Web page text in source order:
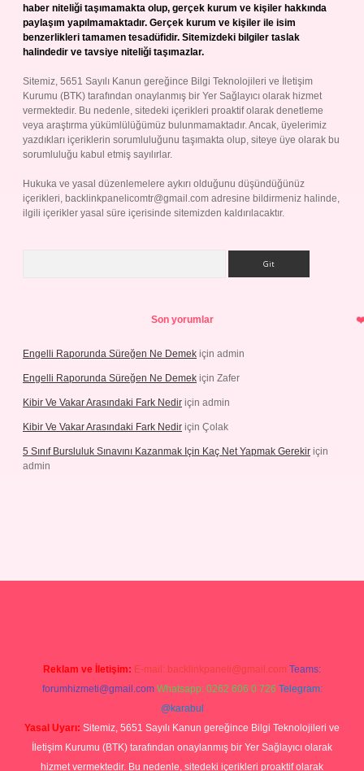
haber niteliği taşımamakta olup, gerçek kurum ve kişiler hakkında
paylaşım yapılmamaktadır. Gerçek kurum ve kişiler ile isim
benzerlikleri tamamen tesadüfidir. Sitemizdeki bilgiler taslak
halindedir ve tavsiye niteliği taşımazlar.
Sitemiz, 5651 Sayılı Kanun gereğince Bilgi Teknolojileri ve İletişim
Kurumu (BTK) tarafından onaylanmış bir Yer Sağlayıcı olarak hizmet
vermektedir. Bu nedenle, sitedeki içerikleri proaktif olarak denetleme
veya araştırma yükümlülüğümüz bulunmamaktadır. Ancak, üyelerimiz
yazdıkları içeriklerin sorumluluğunu taşımakta olup, siteye üye olarak bu
sorumluluğu kabul etmiş sayılırlar.
Hukuka ve yasal düzenlemelere aykırı olduğunu düşündüğünüz
içerikleri, backlinkpanelicomtr@gmail.com adresine bildirmeniz halinde,
ilgili içerikler yasal süre içerisinde sitemizden kaldırılacaktır.
Son yorumlar
Engelli Raporunda Süreğen Ne Demek için admin
Engelli Raporunda Süreğen Ne Demek için Zafer
Kibir Ve Vakar Arasındaki Fark Nedir için admin
Kibir Ve Vakar Arasındaki Fark Nedir için Çolak
5 Sınıf Bursluluk Sınavını Kazanmak Için Kaç Net Yapmak Gerekir için
admin
Reklam ve İletişim: E-mail: backlinkpaneli@gmail.com Teams:
forumhizmeti@gmail.com Whatsapp: 0262 606 0 726 Telegram:
@karabul
Yasal Uyarı: Sitemiz, 5651 Sayılı Kanun gereğince Bilgi Teknolojileri ve
İletişim Kurumu (BTK) tarafından onaylanmış bir Yer Sağlayıcı olarak
hizmet vermektedir. Bu nedenle, sitedeki içerikleri proaktif olarak